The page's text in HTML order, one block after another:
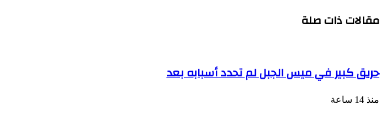
مقالات ذات صلة
حريق كبير في ميس الجبل لم تحدد أسبابه بعد
منذ 14 ساعة